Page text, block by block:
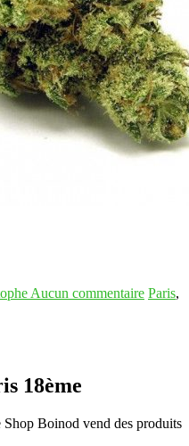
Aucun commentaire Paris,
18ème
Boinod vend des produits